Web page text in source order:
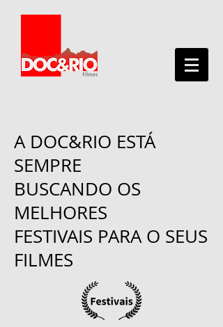
A DOC&RIO ESTÁ
SEMPRE
BUSCANDO OS
MELHORES
FESTIVAIS PARA O SEUS
FILMES